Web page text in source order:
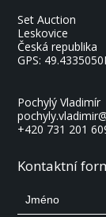
Set Auction
Leskovice
Česká republika
GPS:
Pochylý Vladimír
+420 731 201
Kontaktní